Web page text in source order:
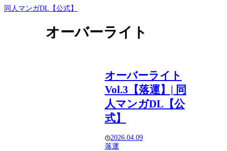
同人マンガDL【公式】
オーバーライト
オーバーライト
Vol.3【落運】| 同
人マンガDL【公
式】
2026.04.09
落運